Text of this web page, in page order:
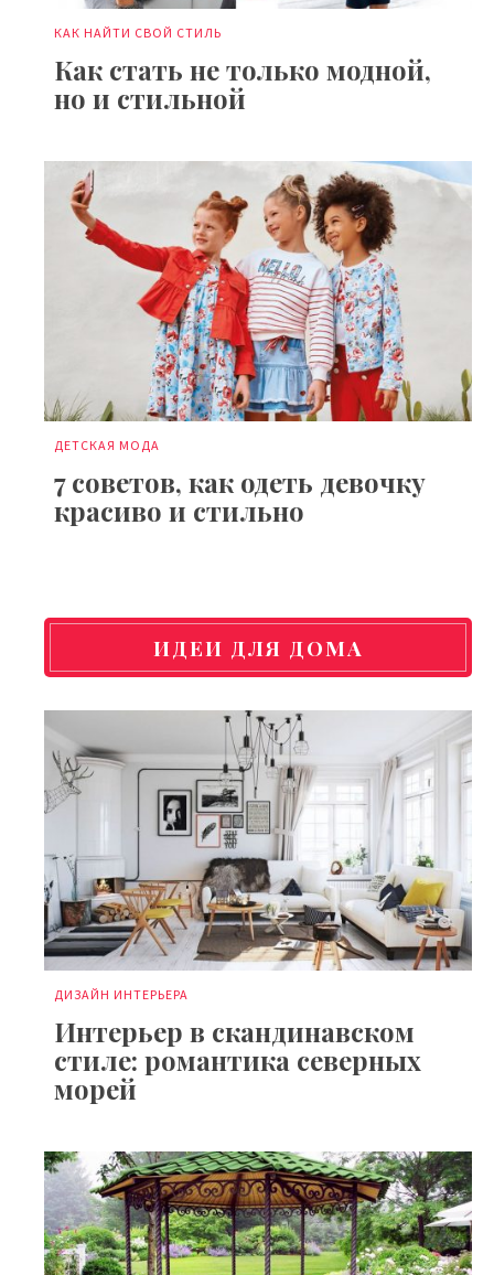
КАК НАЙТИ СВОЙ СТИЛЬ
Как стать не только модной,
но и стильной
ДЕТСКАЯ МОДА
7 советов, как одеть девочку
красиво и стильно
ИДЕИ ДЛЯ ДОМА
ДИЗАЙН ИНТЕРЬЕРА
Интерьер в скандинавском
стиле: романтика северных
морей